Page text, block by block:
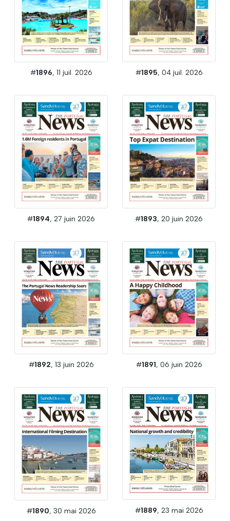
#1896, 11 juil. 2026 #1895, 04 juil. 2026
#1894, 27 juin 2026 #1893, 20 juin 2026
#1892, 13 juin 2026 #1891, 06 juin 2026
#1890, 30 mai 2026 #1889, 23 mai 2026